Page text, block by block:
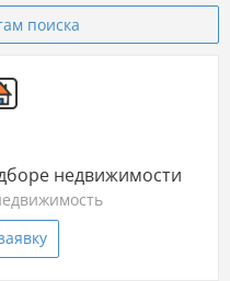
поиска
недвижимости